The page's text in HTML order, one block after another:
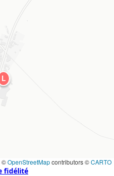
L
©OpenStreetMapcontributors ©CARTO
fidélité